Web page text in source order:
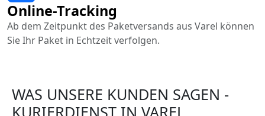
Online-Tracking
Ab dem Zeitpunkt des Paketversands aus Varel können
Sie Ihr Paket in Echtzeit verfolgen.
WAS UNSERE KUNDEN SAGEN -
KURIERDIENST IN VAREL